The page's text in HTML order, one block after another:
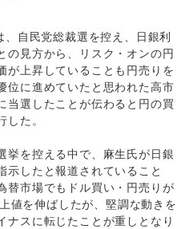
自民党総裁選を控え、日銀利
の見方から、リスク・オンの円
が上昇していることも円売りを
位に進めていたと思われた高市
当選したことが伝わると円の買
した。
挙を控える中で、麻生氏が日銀
示したと報道されていること
替市場でもドル買い・円売りが
値を伸ばしたが、堅調な動きを
ナスに転じたことが重しとなり